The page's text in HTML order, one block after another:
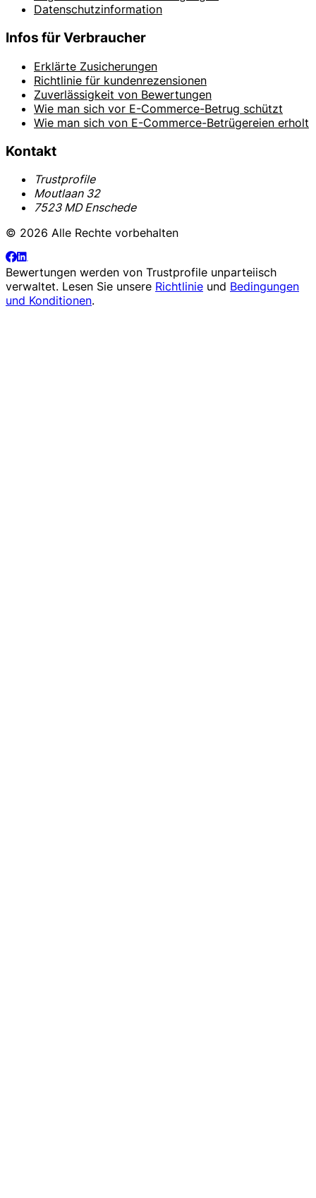
Datenschutzinformation
Infos für Verbraucher
Erklärte Zusicherungen
Richtlinie für kundenrezensionen
Zuverlässigkeit von Bewertungen
Wie man sich vor E-Commerce-Betrug schützt
Wie man sich von E-Commerce-Betrügereien erholt
Kontakt
Trustprofile
Moutlaan 32
7523 MD Enschede
© 2026 Alle Rechte vorbehalten
Bewertungen werden von Trustprofile unparteiisch
verwaltet. Lesen Sie unsere Richtlinie und Bedingungen
und Konditionen.